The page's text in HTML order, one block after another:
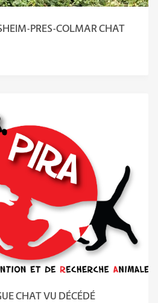
PRES-COLMAR CHAT
CHAT VU DÉCÉDÉ